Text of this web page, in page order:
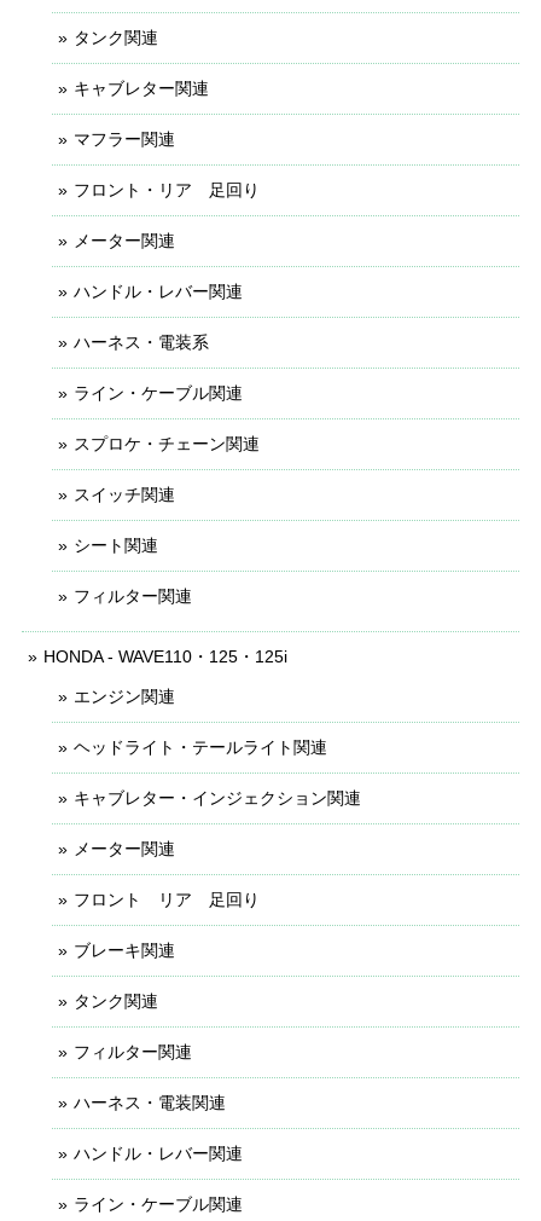
タンク関連
キャブレター関連
マフラー関連
フロント・リア 足回り
メーター関連
ハンドル・レバー関連
ハーネス・電装系
ライン・ケーブル関連
スプロケ・チェーン関連
スイッチ関連
シート関連
フィルター関連
HONDA - WAVE110・125・125i
エンジン関連
ヘッドライト・テールライト関連
キャブレター・インジェクション関連
メーター関連
フロント リア 足回り
ブレーキ関連
タンク関連
フィルター関連
ハーネス・電装関連
ハンドル・レバー関連
ライン・ケーブル関連